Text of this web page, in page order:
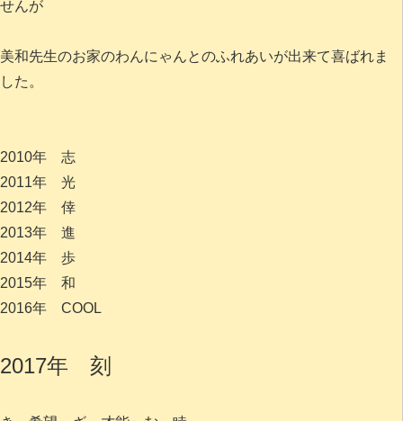
せんが
美和先生のお家のわんにゃんとのふれあいが出来て喜ばれま
した。
2010年 志
2011年 光
2012年 倖
2013年 進
2014年 歩
2015年 和
2016年 COOL
2017年 刻